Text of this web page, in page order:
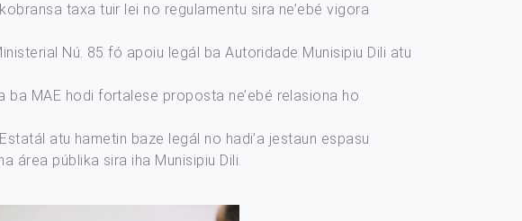
taxa tuir lei no regulamentu sira ne’ebé vigora
Nú. 85 fó apoiu legál ba Autoridade Munisipiu Dili atu
ba MAE hodi fortalese proposta ne’ebé relasiona ho
atu hametin baze legál no hadi’a jestaun espasu
área públika sira iha Munisipiu Dili.